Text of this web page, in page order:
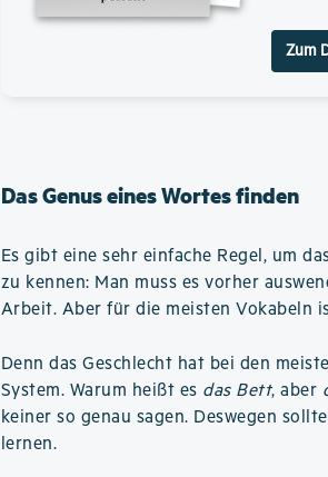
Zum
Das Genus eines Wortes finden
Es gibt eine sehr einfache Regel, um
zu kennen: Man muss es vorher
Arbeit. Aber für die meisten Vokabeln
Denn das Geschlecht hat bei den
System. Warum heißt es das Bett, aber
keiner so genau sagen. Deswegen
lernen.